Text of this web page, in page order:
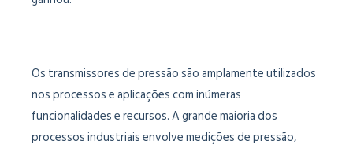
Os transmissores de pressão são amplamente utilizados
nos processos e aplicações com inúmeras
funcionalidades e recursos. A grande maioria dos
processos industriais envolve medições de pressão,